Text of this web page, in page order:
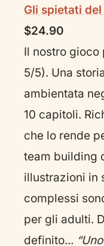
Gli spietati
$24.90
Il nostro
5/5). Una
ambientata
10 capitoli.
che lo rende
team building
illustrazioni in
complessi
per gli adulti.
definito...